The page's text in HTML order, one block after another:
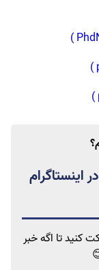
کنید تا اگه خبر